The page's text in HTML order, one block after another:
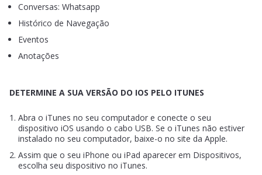
Conversas: Whatsapp
Histórico de Navegação
Eventos
Anotações
DETERMINE A SUA VERSÃO DO IOS PELO ITUNES
Abra o iTunes no seu computador e conecte o seu
dispositivo iOS usando o cabo USB. Se o iTunes não estiver
instalado no seu computador, baixe-o no site da Apple.
Assim que o seu iPhone ou iPad aparecer em Dispositivos,
escolha seu dispositivo no iTunes.